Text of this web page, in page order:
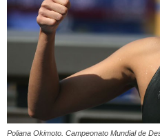
Poliana Okimoto. Campeonato Mundial de